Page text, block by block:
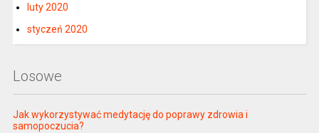
luty 2020
styczeń 2020
Losowe
Jak wykorzystywać medytację do poprawy zdrowia i
samopoczucia?